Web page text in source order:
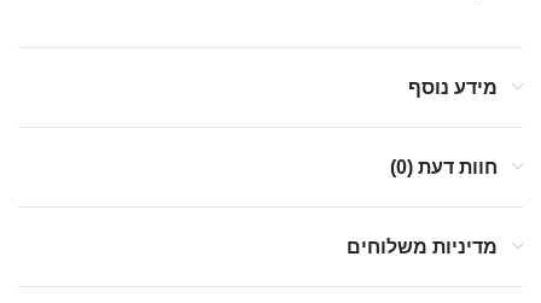
מידע נוסף
חוות דעת (0)
מדיניות משלוחים